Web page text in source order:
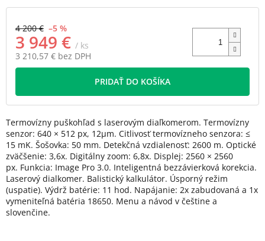
4 200 € –5 %
3 949 € / ks
3 210,57 € bez DPH
Jednotková
PRIDAŤ DO KOŠÍKA
Termovízny puškohľad s laserovým diaľkomerom. Termovízny
senzor: 640 × 512 px, 12μm. Citlivosť termovízneho senzora: ≤
15 mK. Šošovka: 50 mm. Detekčná vzdialenosť: 2600 m. Optické
zväčšenie: 3,6x. Digitálny zoom: 6,8x. Displej: 2560 × 2560
px. Funkcia: Image Pro 3.0. Inteligentná bezzávierková korekcia.
Laserový dialkomer. Balistický kalkulátor. Úsporný režim
(uspatie). Výdrž batérie: 11 hod. Napájanie: 2x zabudovaná a 1x
vymeniteľná batéria 18650. Menu a návod v češtine a
slovenčine.